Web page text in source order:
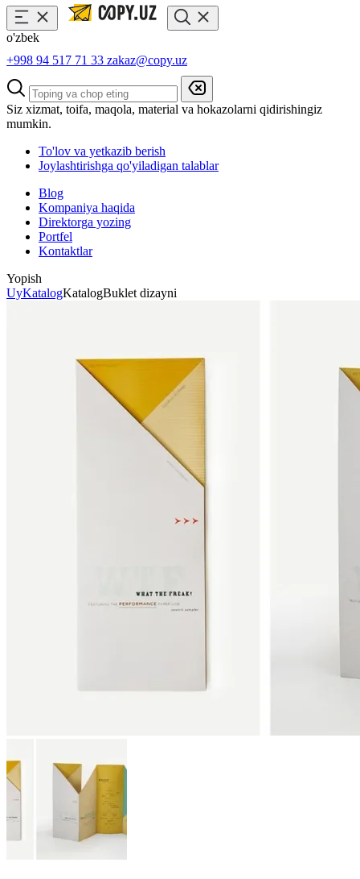
o'zbek
+998 94 517 71 33 zakaz@copy.uz
Siz xizmat, toifa, maqola, material va hokazolarni qidirishingiz
mumkin.
To'lov va yetkazib berish
Joylashtirishga qo'yiladigan talablar
Blog
Kompaniya haqida
Direktorga yozing
Portfel
Kontaktlar
Yopish
UyKatalogKatalogBuklet dizayni